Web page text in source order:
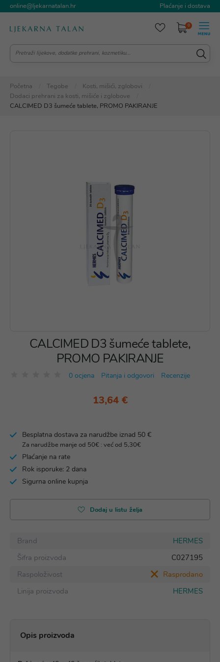
online@ljekarnatalan.hr Plaćanje i dostava
0
Početna Tegobe
Kosti, mišići, zglobovi
Dodaci prehrani za kosti, mišiće i zglobove
CALCIMED D3 šumeće tablete, PROMO PAKIRANJE
CALCIMED D3 šumeće tablete,
PROMO PAKIRANJE
0 ocjena Pitanja i odgovori Recenzije
13,64 €
Besplatna dostava za narudžbe iznad 50 €
Za narudžbe manje od 50€ : već od 5,30€
Plaćanje na rate
Rok isporuke: 2 dana
Sigurna online kupnja
Dodaj u listu želja
Brand
HERMES
Šifra proizvoda
C027195
Raspoloživost
Rasprodano
Linija proizvoda
HERMES
Opis proizvoda